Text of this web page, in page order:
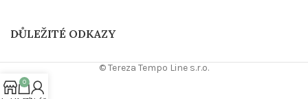
DŮLEŽITÉ ODKAZY
© Tereza Tempo Line s.r.o.
0